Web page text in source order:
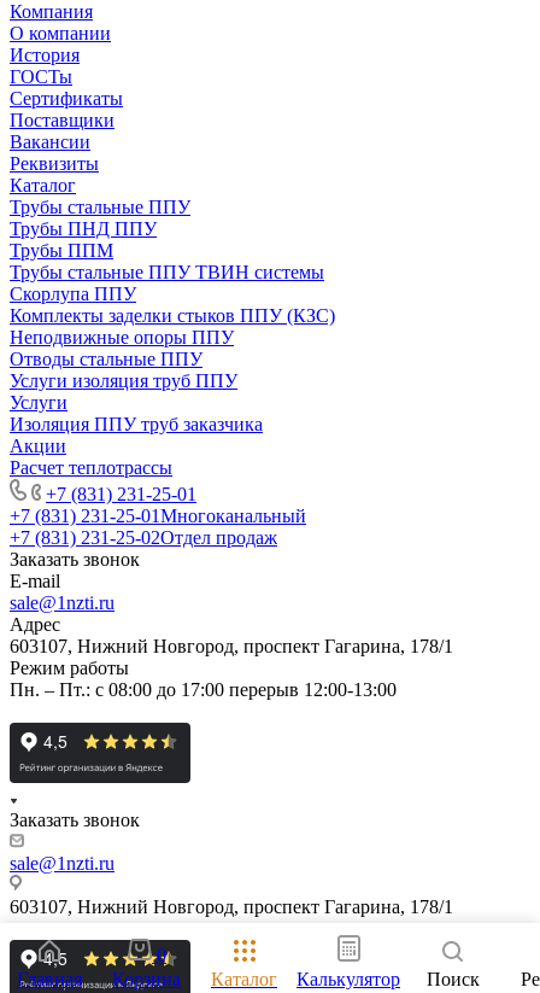
Компания
О компании
История
ГОСТы
Сертификаты
Поставщики
Вакансии
Реквизиты
Каталог
Трубы стальные ППУ
Трубы ПНД ППУ
Трубы ППМ
Трубы стальные ППУ ТВИН системы
Скорлупа ППУ
Комплекты заделки стыков ППУ (КЗС)
Неподвижные опоры ППУ
Отводы стальные ППУ
Услуги изоляция труб ППУ
Услуги
Изоляция ППУ труб заказчика
Акции
Расчет теплотрассы
+7 (831) 231-25-01
+7 (831) 231-25-01Многоканальный
+7 (831) 231-25-02Отдел продаж
Заказать звонок
E-mail
sale@1nzti.ru
Адрес
603107, Нижний Новгород, проспект Гагарина, 178/1
Режим работы
Пн. – Пт.: с 08:00 до 17:00 перерыв 12:00-13:00
Заказать звонок
sale@1nzti.ru
603107, Нижний Новгород, проспект Гагарина, 178/1
Главная
0
Корзина
Каталог Калькулятор Поиск